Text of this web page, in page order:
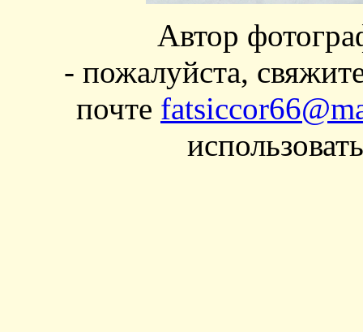
Автор
- пожалуйста,
почте